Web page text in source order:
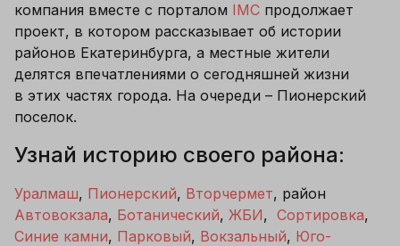
компания вместе с порталом IMC продолжает
проект, в котором рассказывает об истории
районов Екатеринбурга, а местные жители
делятся впечатлениями о сегодняшней жизни
в этих частях города. На очереди – Пионерский
поселок.
Узнай историю своего района:
Уралмаш, Пионерский, Вторчермет, район
Автовокзала, Ботанический, ЖБИ, Сортировка,
Синие камни, Парковый, Вокзальный, Юго-